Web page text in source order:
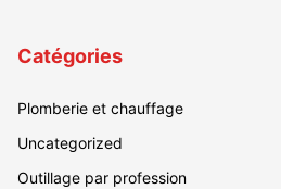
Catégories
Plomberie et chauffage
Uncategorized
Outillage par profession